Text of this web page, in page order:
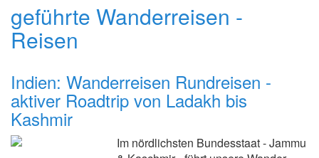
geführte Wanderreisen -
Reisen
Indien: Wanderreisen Rundreisen -
aktiver Roadtrip von Ladakh bis
Kashmir
Im nördlichsten Bundesstaat - Jammu